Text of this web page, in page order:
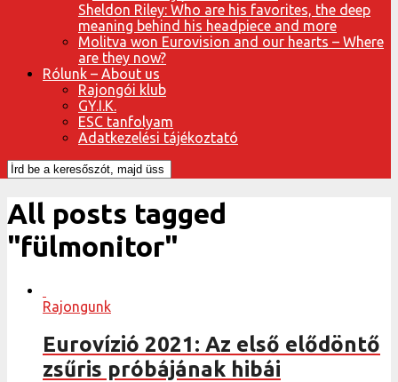
Sheldon Riley: Who are his favorites, the deep
meaning behind his headpiece and more
Molitva won Eurovision and our hearts – Where
are they now?
Rólunk – About us
Rajongói klub
GY.I.K.
ESC tanfolyam
Adatkezelési tájékoztató
All posts tagged
"fülmonitor"
Rajongunk
Eurovízió 2021: Az első elődöntő
zsűris próbájának hibái